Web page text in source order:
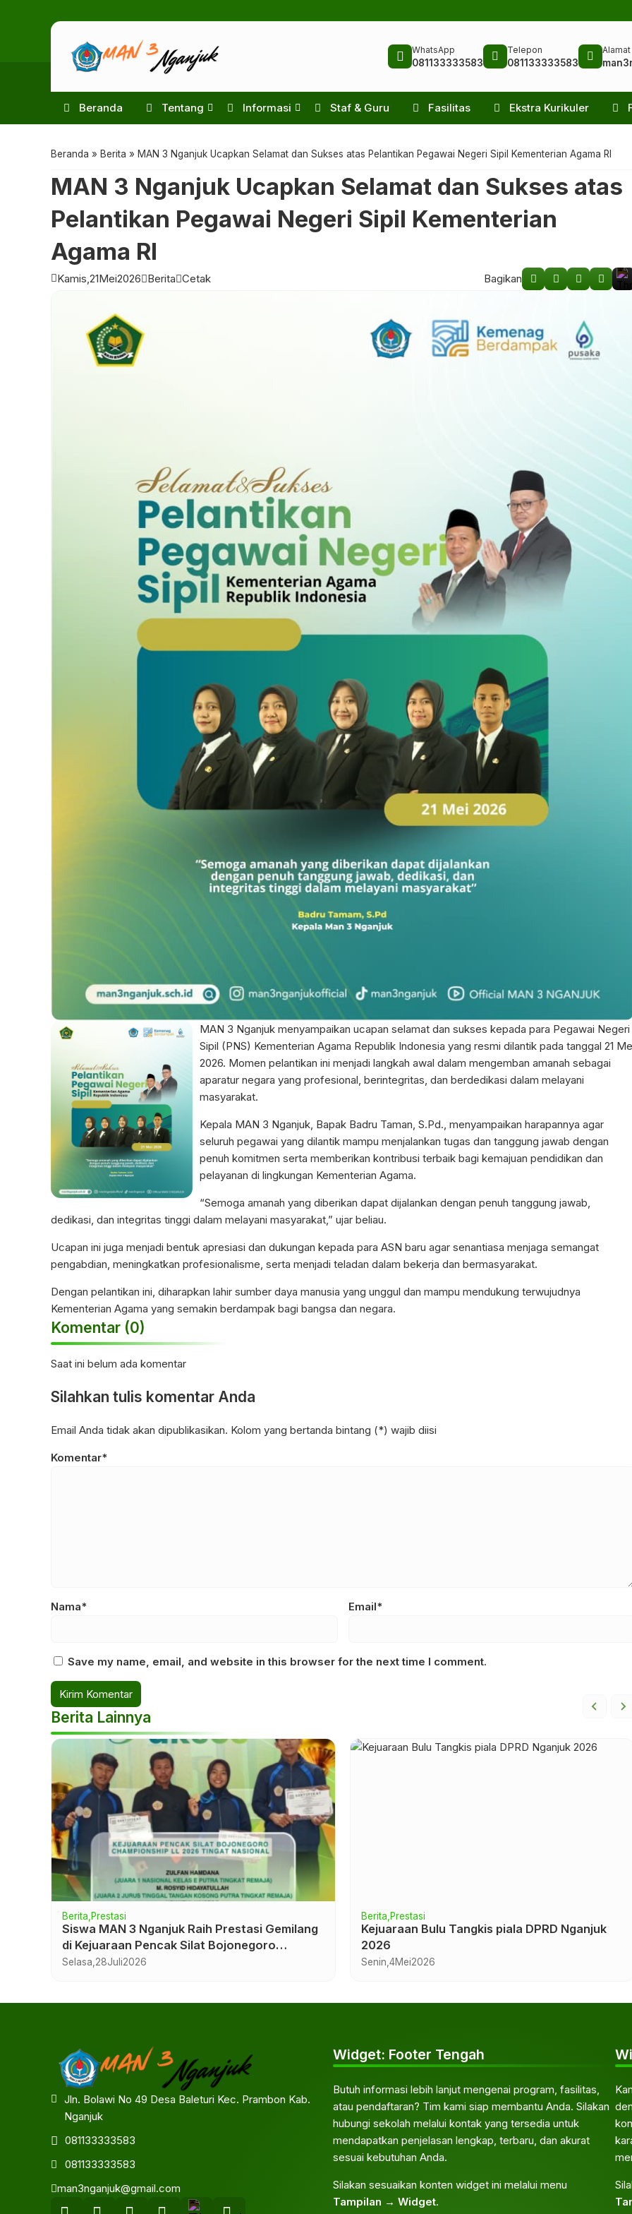
WhatsApp
081133333583
Telepon
081133333583
Alamat
Beranda Tentang Informasi Staf & Guru Fasilitas Ekstra Kurikuler
Beranda » Berita » MAN 3 Nganjuk Ucapkan Selamat dan Sukses atas Pelantikan Pegawai Negeri Sipil Kementerian Agama RI
MAN 3 Nganjuk Ucapkan Selamat dan Sukses atas
Pelantikan Pegawai Negeri Sipil Kementerian
Agama RI
Kamis,21Mei2026 Berita Cetak Bagikan
MAN 3 Nganjuk menyampaikan ucapan selamat dan sukses kepada para Pegawai Negeri
Sipil (PNS) Kementerian Agama Republik Indonesia yang resmi dilantik pada tanggal 21
2026. Momen pelantikan ini menjadi langkah awal dalam mengemban amanah sebagai
aparatur negara yang profesional, berintegritas, dan berdedikasi dalam melayani
masyarakat.
Kepala MAN 3 Nganjuk, Bapak Badru Taman, S.Pd., menyampaikan harapannya agar
seluruh pegawai yang dilantik mampu menjalankan tugas dan tanggung jawab dengan
penuh komitmen serta memberikan kontribusi terbaik bagi kemajuan pendidikan dan
pelayanan di lingkungan Kementerian Agama.
“Semoga amanah yang diberikan dapat dijalankan dengan penuh tanggung jawab,
dedikasi, dan integritas tinggi dalam melayani masyarakat,” ujar beliau.
Ucapan ini juga menjadi bentuk apresiasi dan dukungan kepada para ASN baru agar senantiasa menjaga semangat
pengabdian, meningkatkan profesionalisme, serta menjadi teladan dalam bekerja dan bermasyarakat.
Dengan pelantikan ini, diharapkan lahir sumber daya manusia yang unggul dan mampu mendukung terwujudnya
Kementerian Agama yang semakin berdampak bagi bangsa dan negara.
Komentar (0)
Saat ini belum ada komentar
Silahkan tulis komentar Anda
Email Anda tidak akan dipublikasikan. Kolom yang bertanda bintang (*) wajib diisi
Komentar*
Nama* Email*
Save my name, email, and website in this browser for the next time I comment.
Berita Lainnya
Berita
PERINGATAN HARI PENDIDIKAN NASIONAL DI
MAN 3 NGANJUK BERLANGSUNG KHIDMAT
Sabtu,2Mei2026
Berita Prestasi
Borong Banyak Penghargaan, MAN 3 Nganjuk
Tampil Memukau di Airlangga Scout
Competition 2026
Kamis,23Juli2026
Jln. Bolawi No 49 Desa Baleturi Kec. Prambon Kab.
Nganjuk
081133333583
081133333583
man3nganjuk@gmail.com
Widget: Footer Tengah
Butuh informasi lebih lanjut mengenai program, fasilitas,
atau pendaftaran? Tim kami siap membantu Anda. Silakan
hubungi sekolah melalui kontak yang tersedia untuk
mendapatkan penjelasan lengkap, terbaru, dan akurat
sesuai kebutuhan Anda.
Silakan sesuaikan konten widget ini melalui menu
Tampilan → Widget.